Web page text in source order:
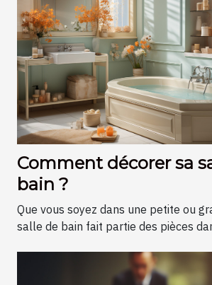
Comment décorer sa
bain ?
Que vous soyez dans une petite ou
salle de bain fait partie des pièces